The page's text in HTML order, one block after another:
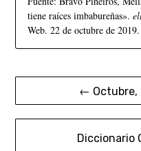
tiene raíces imbabureñas».
Web. 22 de octubre de 2019.
← Octubre,
Diccionario